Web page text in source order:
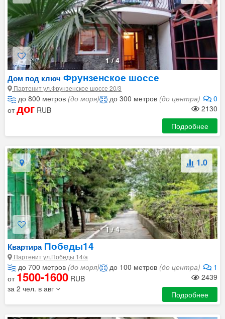
1/4
Дом под ключ Фрунзенское шоссе
Партенит ул.Фрунзенское шоссе 20/3
до 800 метров (до моря) 0
до 300 метров (до центра)
2130
отдог RUB
Подробнее
1/4
1.0
КвартираПобеды14
Партенит ул.Победы 14/а
до 700 метров (до моря) 1
до 100 метров (до центра)
2439
от 1500-1600 RUB
за 2 чел. в авг
Подробнее